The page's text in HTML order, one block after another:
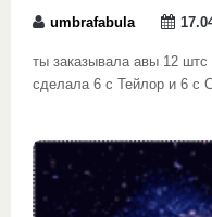
umbrafabula
ты заказывала авы 12
сделала 6 с Тейлор и 6 с